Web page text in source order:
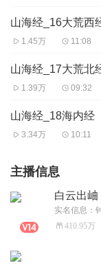
山海经_16大荒西
1.45万 11:08
山海经_17大荒北
1.39万 09:32
山海经_18海内经
3.34万 10:11
主播信息
白云出岫
410.95万